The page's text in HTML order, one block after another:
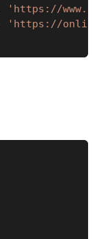
'https://
'https://